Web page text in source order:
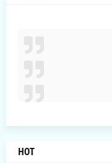
HOT